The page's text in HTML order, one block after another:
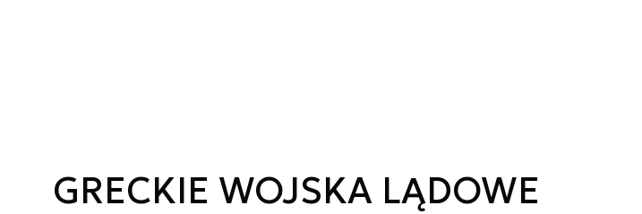
GRECKIE WOJSKA LĄDOWE